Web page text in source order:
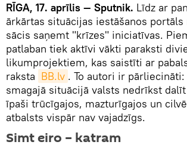
RĪGA, 17. aprīlis — Sputnik. Līdz ar
ārkārtas situācijas iestāšanos portāls
sācis saņemt "krīzes" iniciatīvas.
patlaban tiek aktīvi vākti paraksti
likumprojektiem, kas saistīti ar
raksta BВ.lv . To autori ir
smagajā situācijā valsts nedrīkst
īpaši trūcīgajos, mazturīgajos un
atbalsts vispār nav vajadzīgs.
Simt eiro – katram